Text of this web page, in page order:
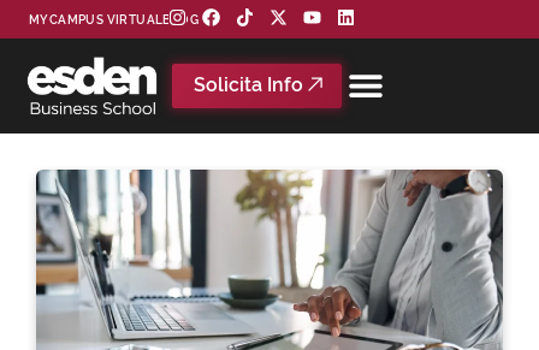
MYCAMPUS VIRTUAL BLOG
Solicita Info